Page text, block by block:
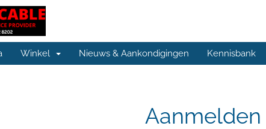
Winkel Nieuws & Aankondigingen Kennisbank
Aanmelden